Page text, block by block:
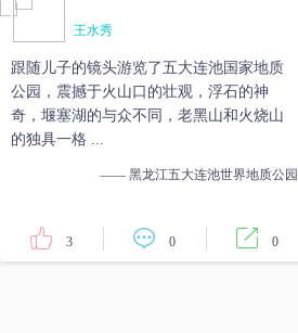
王水秀
跟随儿子的镜头游览了五大连池国家地质
公园，震撼于火山口的壮观，浮石的神
奇，堰塞湖的与众不同，老黑山和火烧山
的独具一格 ...
—— 黑龙江五大连池世界地质公园
3 0 0